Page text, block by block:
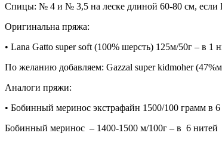
Спицы: № 4 и № 3,5 на леске длиной 60-80 см, если
Оригинальна пряжа:
• Lana Gatto super soft (100% шерсть) 125м/50г – в 1
По желанию добавляем: Gazzal super kidmoher
Аналоги пряжи:
• Бобинный меринос экстрафайн 1500/100 грамм в 6
Бобинный меринос – 1400-1500 м/100г – в 6 нитей